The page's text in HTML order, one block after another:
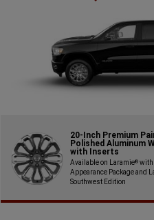
20-Inch Premium
Polished Aluminum
with Inserts
Available on Laramie®with
Appearance Package and
Southwest Edition